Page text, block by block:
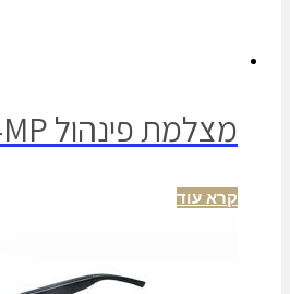
מצלמת פינהול AHD 4MP
קרא עוד